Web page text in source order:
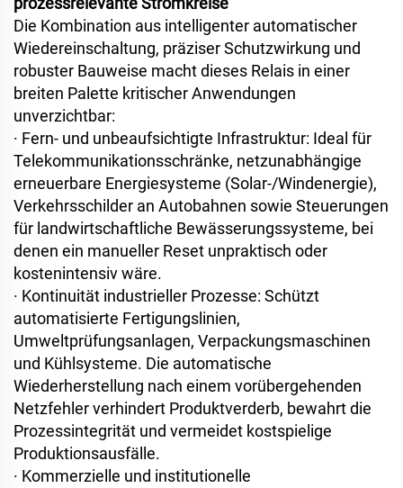
Die Kombination aus intelligenter automatischer
Wiedereinschaltung, präziser Schutzwirkung und
robuster Bauweise macht dieses Relais in einer
breiten Palette kritischer Anwendungen
unverzichtbar:
· Fern- und unbeaufsichtigte Infrastruktur: Ideal für
Telekommunikationsschränke, netzunabhängige
erneuerbare Energiesysteme (Solar-/Windenergie),
Verkehrsschilder an Autobahnen sowie Steuerungen
für landwirtschaftliche Bewässerungssysteme, bei
denen ein manueller Reset unpraktisch oder
kostenintensiv wäre.
· Kontinuität industrieller Prozesse: Schützt
automatisierte Fertigungslinien,
Umweltprüfungsanlagen, Verpackungsmaschinen
und Kühlsysteme. Die automatische
Wiederherstellung nach einem vorübergehenden
Netzfehler verhindert Produktverderb, bewahrt die
Prozessintegrität und vermeidet kostspielige
Produktionsausfälle.
· Kommerzielle und institutionelle